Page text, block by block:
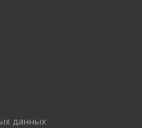
данных